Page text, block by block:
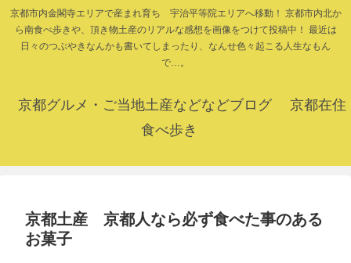
京都市内金閣寺エリアで産まれ育ち 宇治平等院エリアへ移動！ 京都市内北か
ら南食べ歩きや、頂き物土産のリアルな感想を画像をつけて投稿中！ 最近は
日々のつぶやきなんかも書いてしまったり、なんせ色々起こる人生なもん
で…。
京都グルメ・ご当地土産などなどブログ 京都在住
食べ歩き
京都土産 京都人なら必ず食べた事のある
お菓子